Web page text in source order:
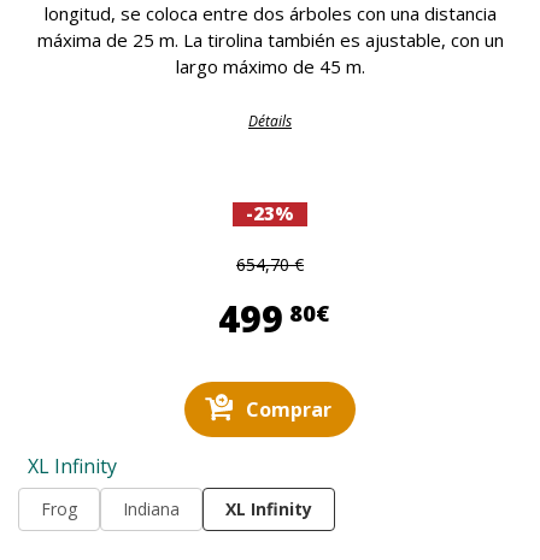
longitud, se coloca entre dos árboles con una distancia
máxima de 25 m. La tirolina también es ajustable, con un
largo máximo de 45 m.
Détails
-23%
654,70 €
499 80€499,80 €
Comprar
XL Infinity
Frog Indiana XL Infinity